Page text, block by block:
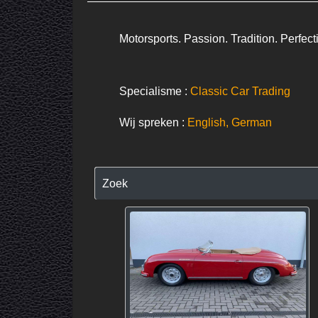
Motorsports. Passion. Tradition.
Specialisme : Classic Car Trading
Wij spreken : English, German
Zoek